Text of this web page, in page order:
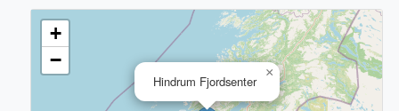
Hindrum Fjordsenter
×
+
−